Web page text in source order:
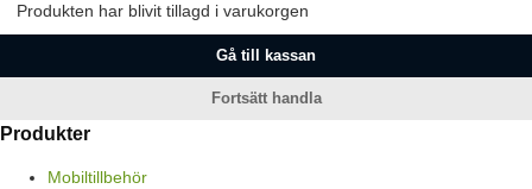
Produkten har blivit tillagd i varukorgen
Gå till kassan
Fortsätt handla
Produkter
Mobiltillbehör